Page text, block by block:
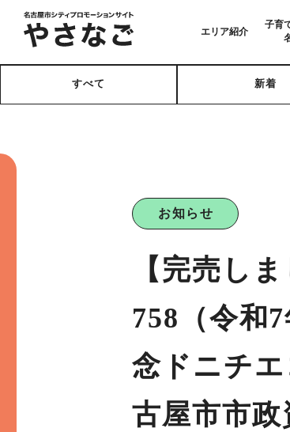
エリア紹介
子育
すべて 新着
お知らせ
【完売し
758（令和
念ドニチ
古屋市市政